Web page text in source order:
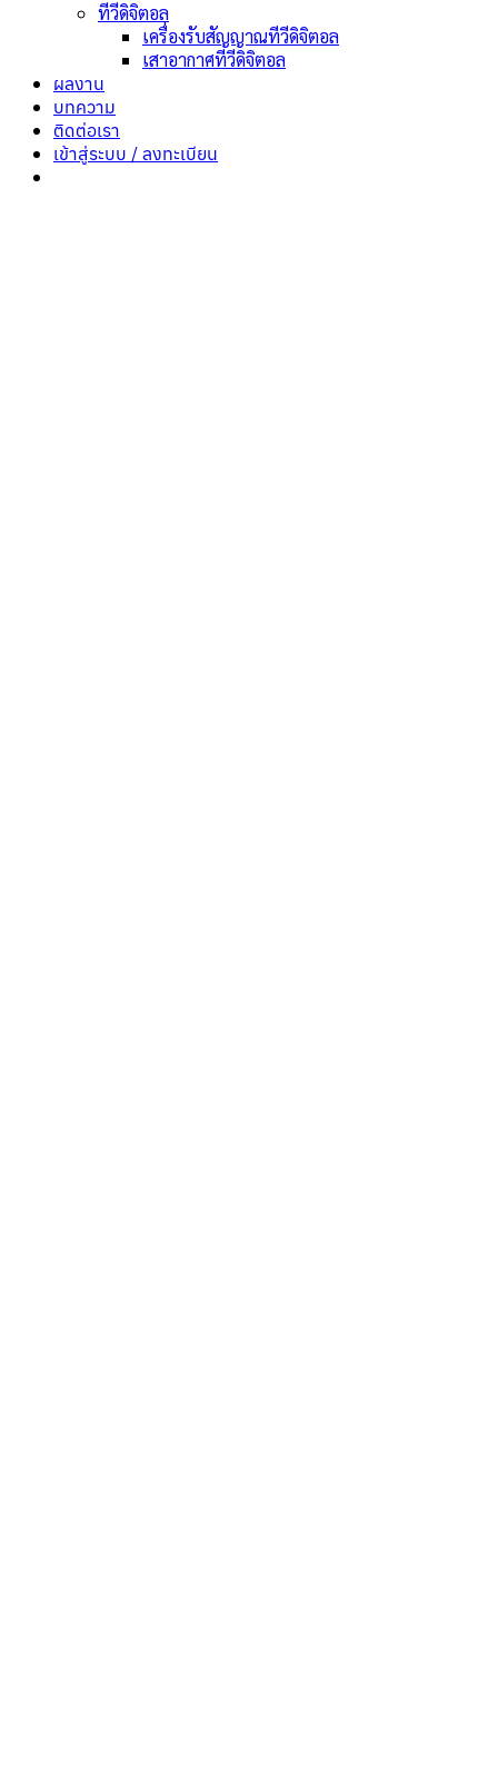
ทีวีดิจิตอล
เครื่องรับสัญญาณทีวีดิจิตอล
เสาอากาศทีวีดิจิตอล
ผลงาน
บทความ
ติดต่อเรา
เข้าสู่ระบบ / ลงทะเบียน